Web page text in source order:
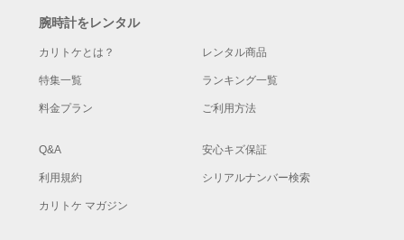
腕時計をレンタル
カリトケとは？ レンタル商品
特集一覧 ランキング一覧
料金プラン ご利用方法
Q&A 安心キズ保証
利用規約 シリアルナンバー検索
カリトケ マガジン